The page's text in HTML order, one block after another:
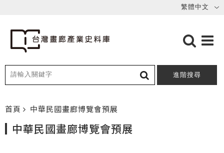
進階搜尋
首頁 中華民國畫廊博覽會預展
中華民國畫廊博覽會預展